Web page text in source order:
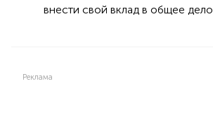
внести свой вклад в общее дело.
Реклама